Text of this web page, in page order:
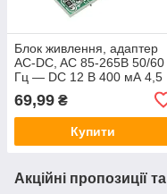
Блок живлення, адаптер
AC-DC, AC 85-265В 50/60
Гц — DC 12 В 400 мА 4,5
69,99 ₴
Купити
Акційні пропозиції